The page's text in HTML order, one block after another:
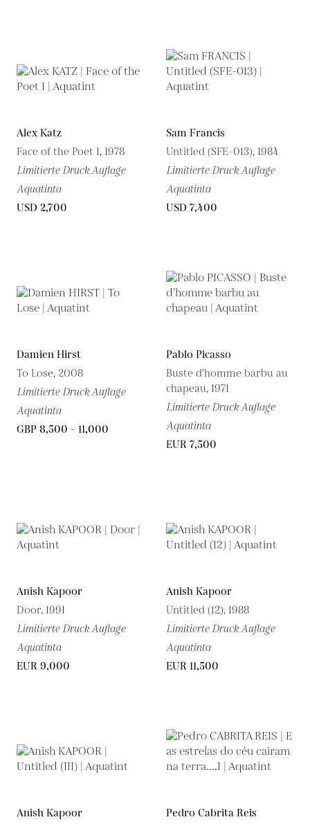
Alex Katz
Face of the Poet 1, 1978
Limitierte Druck Auflage
Aquatinta
USD 2,700
Sam Francis
Untitled (SFE-013), 1984
Limitierte Druck Auflage
Aquatinta
USD 7,400
Damien Hirst
To Lose, 2008
Limitierte Druck Auflage
Aquatinta
GBP 8,500 - 11,000
Pablo Picasso
Buste d'homme barbu au
chapeau, 1971
Limitierte Druck Auflage
Aquatinta
EUR 7,500
Anish Kapoor
Door, 1991
Limitierte Druck Auflage
Aquatinta
EUR 9,000
Anish Kapoor
Untitled (12), 1988
Limitierte Druck Auflage
Aquatinta
EUR 11,500
Anish Kapoor
Pedro Cabrita Reis